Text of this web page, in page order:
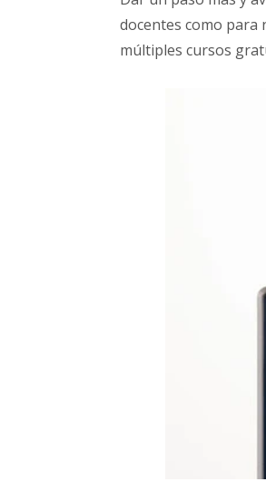
docentes como para
múltiples cursos